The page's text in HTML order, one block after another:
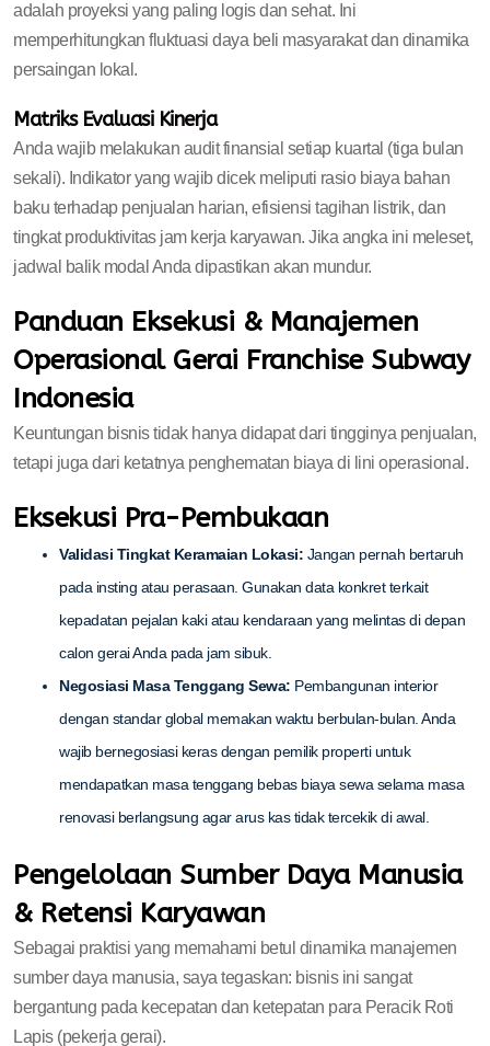
adalah proyeksi yang paling logis dan sehat. Ini
memperhitungkan fluktuasi daya beli masyarakat dan dinamika
persaingan lokal.
Matriks Evaluasi Kinerja
Anda wajib melakukan audit finansial setiap kuartal (tiga bulan
sekali). Indikator yang wajib dicek meliputi rasio biaya bahan
baku terhadap penjualan harian, efisiensi tagihan listrik, dan
tingkat produktivitas jam kerja karyawan. Jika angka ini meleset,
jadwal balik modal Anda dipastikan akan mundur.
Panduan Eksekusi & Manajemen
Operasional Gerai Franchise Subway
Indonesia
Keuntungan bisnis tidak hanya didapat dari tingginya penjualan,
tetapi juga dari ketatnya penghematan biaya di lini operasional.
Eksekusi Pra-Pembukaan
Validasi Tingkat Keramaian Lokasi: Jangan pernah bertaruh
pada insting atau perasaan. Gunakan data konkret terkait
kepadatan pejalan kaki atau kendaraan yang melintas di depan
calon gerai Anda pada jam sibuk.
Negosiasi Masa Tenggang Sewa: Pembangunan interior
dengan standar global memakan waktu berbulan-bulan. Anda
wajib bernegosiasi keras dengan pemilik properti untuk
mendapatkan masa tenggang bebas biaya sewa selama masa
renovasi berlangsung agar arus kas tidak tercekik di awal.
Pengelolaan Sumber Daya Manusia
& Retensi Karyawan
Sebagai praktisi yang memahami betul dinamika manajemen
sumber daya manusia, saya tegaskan: bisnis ini sangat
bergantung pada kecepatan dan ketepatan para Peracik Roti
Lapis (pekerja gerai).